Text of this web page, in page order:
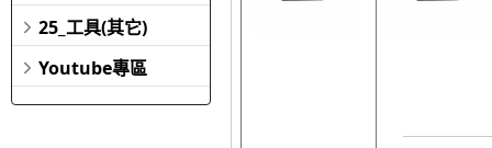
25_工具(其它)
Youtube專區